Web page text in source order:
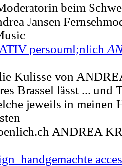
beim
Jansen
persouml;nlich
Kulisse von
Brassel lässt ... und
jeweils in meinen
ANDREA
handgemachte